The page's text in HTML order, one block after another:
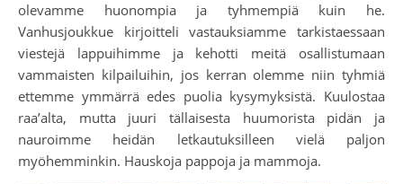
olevamme huonompia ja tyhmempiä kuin he.
Vanhusjoukkue kirjoitteli vastauksiamme tarkistaessaan
viestejä lappuihimme ja kehotti meitä osallistumaan
vammaisten kilpailuihin, jos kerran olemme niin tyhmiä
ettemme ymmärrä edes puolia kysymyksistä. Kuulostaa
raa’alta, mutta juuri tällaisesta huumorista pidän ja
nauroimme heidän letkautuksilleen vielä paljon
myöhemminkin. Hauskoja pappoja ja mammoja.